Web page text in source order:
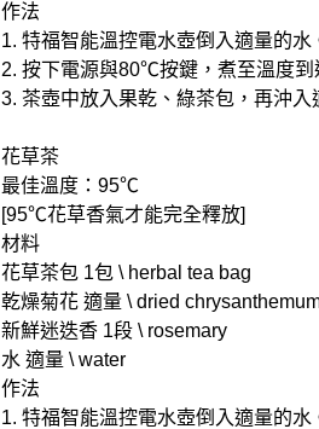
作法
1. 特福智能溫控電水壺倒入適量的水
2. 按下電源與80℃按鍵，煮至溫度
3. 茶壺中放入果乾、綠茶包，再沖
花草茶
最佳溫度：95℃
[95℃花草香氣才能完全釋放]
材料
花草茶包 1包 \ herbal tea bag
乾燥菊花 適量 \ dried
新鮮迷迭香 1段 \ rosemary
水 適量 \ water
作法
1. 特福智能溫控電水壺倒入適量的水